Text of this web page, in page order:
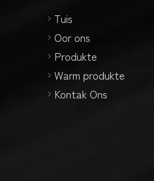
Tuis
Oor ons
Produkte
Warm produkte
Kontak Ons